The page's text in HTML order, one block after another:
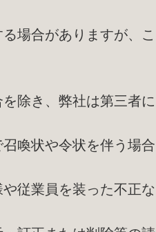
場合がありますが、こ
除き、弊社は第三者に
喚状や令状を伴う場合
従業員を装った不正な